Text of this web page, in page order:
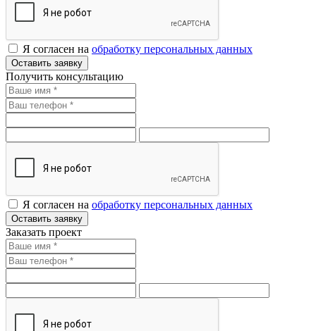
Я согласен на обработку персональных данных
Оставить заявку
Получить консультацию
Я согласен на обработку персональных данных
Оставить заявку
Заказать проект